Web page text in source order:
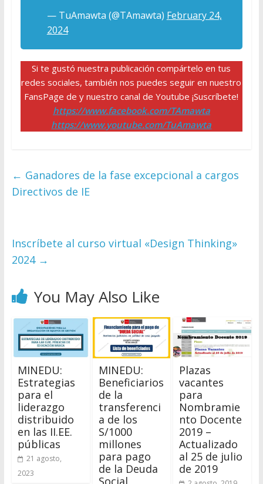
— TuAmawta (@TAmawta) February 24,
2024
Si te gustó nuestra publicación compártelo en tus
redes sociales, también nos puedes seguir en nuestro
FansPage de y nuestro canal de Youtube ¡Suscríbete!
https://www.facebook.com/TAmawta
https://www.youtube.com/TuAmawta
← Ganadores de la fase excepcional a cargos
Directivos de IE
Inscríbete al curso virtual «Design Thinking»
2024 →
You May Also Like
MINEDU:
Estrategias
para el
liderazgo
distribuido
en las II.EE.
públicas
21 agosto,
2023
MINEDU:
Beneficiarios
de la
transferenci
a de los
S/1000
millones
para pago
de la Deuda
Social
Plazas
vacantes
para
Nombramie
nto Docente
2019 –
Actualizado
al 25 de julio
de 2019